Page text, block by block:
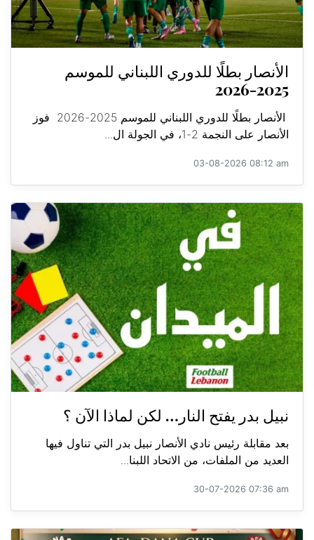
الأنصار بطلًا للدوري اللبناني للموسم
2025-2026
الأنصار بطلًا للدوري اللبناني للموسم 2025-2026 فوز
الأنصار على النجمة 2-1، في الجولة ال...
03-08-2026 08:12 am
نبيل بدر يفتح النار… لكن لماذا الآن ؟
بعد مقابلة رئيس نادي الأنصار نبيل بدر التي تناول فيها
العديد من الملفات، من الاتحاد اللبنا...
30-07-2026 07:36 am